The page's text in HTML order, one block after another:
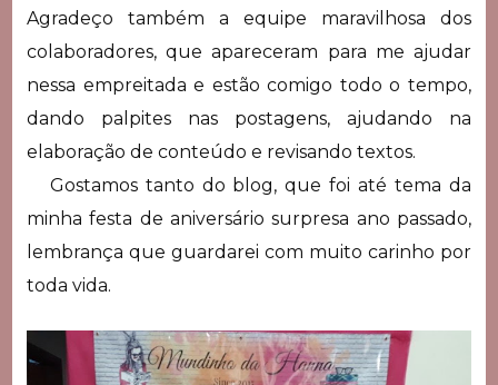
Agradeço também a equipe maravilhosa dos
colaboradores, que apareceram para me ajudar
nessa empreitada e estão comigo todo o tempo,
dando palpites nas postagens, ajudando na
elaboração de conteúdo e revisando textos.
Gostamos tanto do blog, que foi até tema da
minha festa de aniversário surpresa ano passado,
lembrança que guardarei com muito carinho por
toda vida.